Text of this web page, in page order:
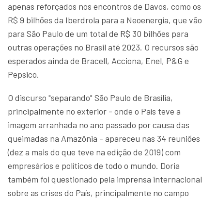
apenas reforçados nos encontros de Davos, como os
R$ 9 bilhões da Iberdrola para a Neoenergia, que vão
para São Paulo de um total de R$ 30 bilhões para
outras operações no Brasil até 2023. O recursos são
esperados ainda de Bracell, Acciona, Enel, P&G e
Pepsico.
O discurso "separando" São Paulo de Brasília,
principalmente no exterior - onde o País teve a
imagem arranhada no ano passado por causa das
queimadas na Amazônia - apareceu nas 34 reuniões
(dez a mais do que teve na edição de 2019) com
empresários e políticos de todo o mundo. Doria
também foi questionado pela imprensa internacional
sobre as crises do País, principalmente no campo